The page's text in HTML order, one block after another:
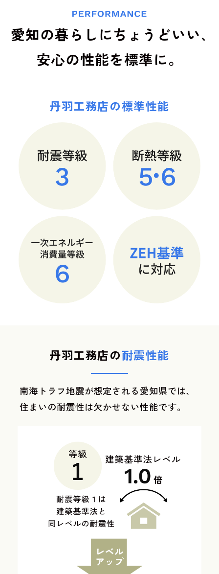
愛知の暮らしにちょうどいい､
安心の性能を標準に。
丹羽工務店の標準性能
丹羽工務店の耐震性能
南海トラフ地震が想定される愛知県では、
住まいの耐震性は欠かせない性能です。